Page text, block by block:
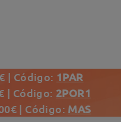
| Código: 1PAR
| Código: 2POR1
| Código: MAS